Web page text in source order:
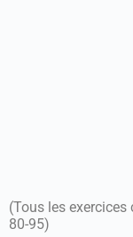
(Tous les
80-95)